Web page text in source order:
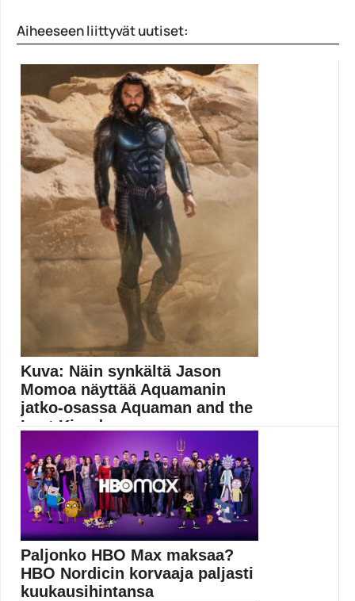
Elokuvat
Aiheeseen liittyvät uutiset:
Kuva: Näin synkältä Jason
Momoa näyttää Aquamanin
jatko-osassa Aquaman and the
Lost Kingdom
Aquaman-jatko-osan kuvaukset ovat parhaillaan
käynnissä. Ohjaaja James Wan...
Elokuvat
Paljonko HBO Max maksaa?
HBO Nordicin korvaaja paljasti
kuukausihintansa